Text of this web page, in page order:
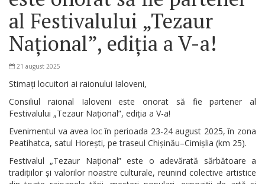
al Festivalului „Tezaur
Național”, ediția a V-a!
21 august 2025
Stimați locuitori ai raionului Ialoveni,
Consiliul raional Ialoveni este onorat să fie partener al
Festivalului „Tezaur Național”, ediția a V-a!
Evenimentul va avea loc în perioada 23-24 august 2025, în zona
Peatihatca, satul Horești, pe traseul Chișinău–Cimișlia (km 25).
Festivalul „Tezaur Național” este o adevărată sărbătoare a
tradițiilor și valorilor noastre culturale, reunind colective artistice